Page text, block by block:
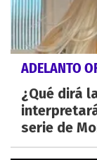
ADELANTO
¿Qué dirá
serie de